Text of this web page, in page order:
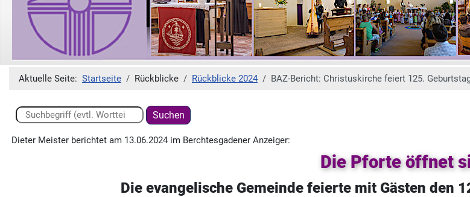
Aktuelle Seite: Startseite Rückblicke Rückblicke 2024 BAZ-Bericht: Christuskirche feiert 125.
Suchen ...
Suchen
Dieter Meister berichtet am 13.06.2024 im Berchtesgadener Anzeiger:
Die Pforte öffnet
Die evangelische Gemeinde feierte mit Gästen den